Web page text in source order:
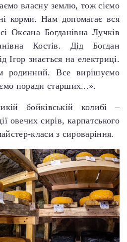
власну землю, тож сіємо
корми. Нам допомагає вся
Оксана Богданівна Лучків
Костів. Дід Богдан
Ігор знається на електриці.
родинний. Все вирішуємо
поради старших...».
бойківській колибі –
овечих сирів, карпатського
класи з сироваріння.